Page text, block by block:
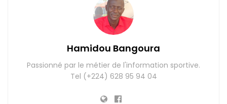
Hamidou Bangoura
Passionné par le métier de l'information sportive.
Tel (+224) 628 95 94 04